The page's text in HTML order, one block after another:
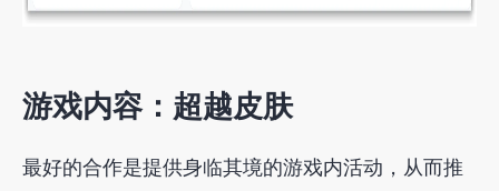
游戏内容：超越皮肤
最好的合作是提供身临其境的游戏内活动 ，从而推